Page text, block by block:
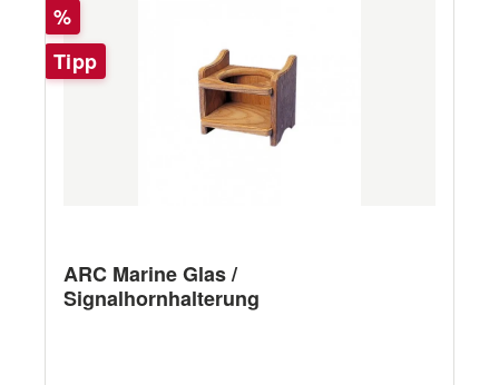
Rabatt
%
Tipp
ARC Marine Glas /
Signalhornhalterung